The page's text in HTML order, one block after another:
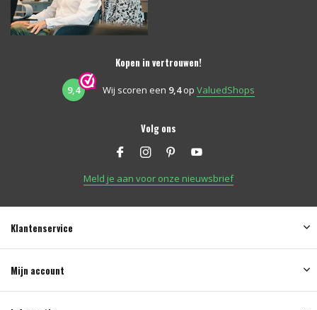
Kopen in vertrouwen!
9,4 Wij scoren een 9,4op ValuedShops
Volg ons
Meld je aan voor onze nieuwsbrief
Klantenservice
Mijn account